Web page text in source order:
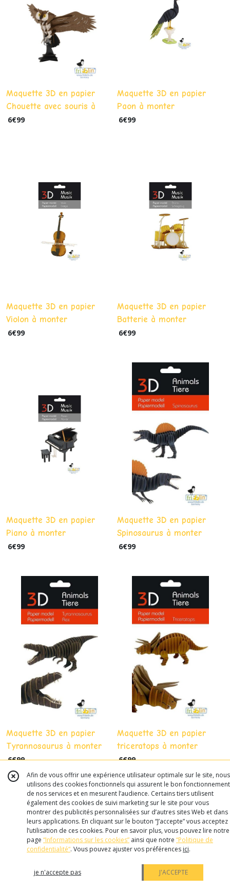
Maquette 3D en papier
Chouette avec souris à
monter
6€99
Maquette 3D en papier
Paon à monter
6€99
Maquette 3D en papier
Violon à monter
6€99
Maquette 3D en papier
Batterie à monter
6€99
Maquette 3D en papier
Piano à monter
6€99
Maquette 3D en papier
Spinosaurus à monter
6€99
Maquette 3D en papier
Tyrannosaurus à monter
6€99
Maquette 3D en papier
triceratops à monter
6€99
Afin de vous offrir une expérience utilisateur optimale sur le site, nous
utilisons des cookies fonctionnels qui assurent le bon fonctionnement
de nos services et en mesurent l’audience. Certains tiers utilisent
également des cookies de suivi marketing sur le site pour vous
montrer des publicités personnalisées sur d’autres sites Web et dans
leurs applications. En cliquant sur le bouton “J’accepte” vous acceptez
l’utilisation de ces cookies. Pour en savoir plus, vous pouvez lire notre
page “Informations sur les cookies” ainsi que notre “Politique de
confidentialité“. Vous pouvez ajuster vos préférences ici.
je n'accepte pas J'ACCEPTE